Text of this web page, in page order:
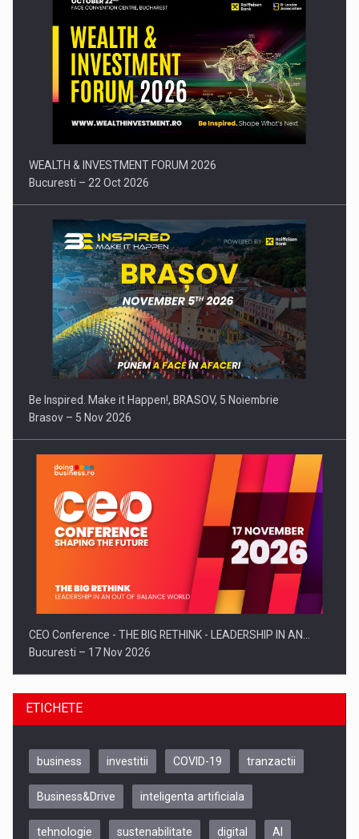
Comunicat de presa: Joburile part-time reincep sa intre pe…
WEALTH & INVESTMENT FORUM 2026
Bucuresti – 22 Oct 2026
Be Inspired. Make it Happen!, BRASOV, 5 Noiembrie
Brasov – 5 Nov 2026
CEO Conference - THE BIG RETHINK - LEADERSHIP IN AN…
Bucuresti – 17 Nov 2026
ETICHETE
business investitii COVID-19 tranzactii
Business&Drive inteligenta artificiala
tehnologie sustenabilitate digital AI